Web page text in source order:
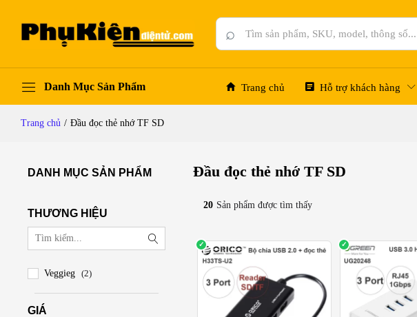
⌕
Danh Mục Sản Phẩm Trang chủ Hỗ trợ khách hàng
Trang chủ / Đầu đọc thẻ nhớ TF SD
Đầu đọc thẻ nhớ TF SD
20 Sản phẩm được tìm thấy
DANH MỤC SẢN PHẨM
THƯƠNG HIỆU
Veggieg (2)
GIÁ